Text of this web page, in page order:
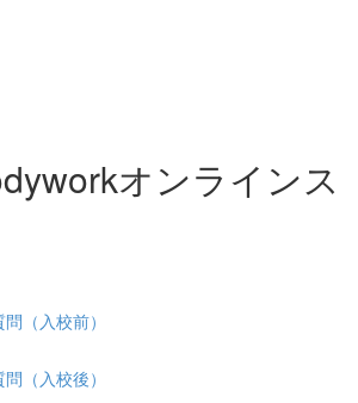
オンラインス
（入校前）
（入校後）